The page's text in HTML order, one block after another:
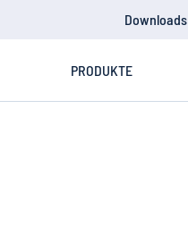
Downloads
PRODUKTE